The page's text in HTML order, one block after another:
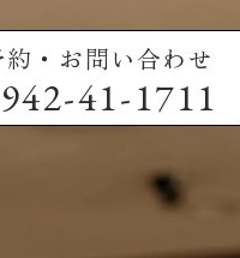
約・お問い合わせ
41-1711